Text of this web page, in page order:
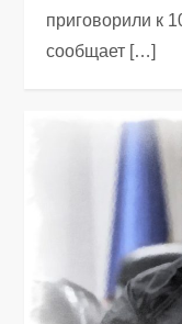
приговорили к
сообщает […]